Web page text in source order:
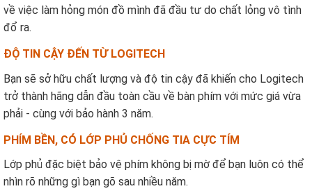
về việc làm hỏng món đồ mình đã đầu tư do chất lỏng vô tình
đổ ra.
ĐỘ TIN CẬY ĐẾN TỪ LOGITECH
Bạn sẽ sở hữu chất lượng và độ tin cậy đã khiến cho Logitech
trở thành hãng dẫn đầu toàn cầu về bàn phím với mức giá vừa
phải - cùng với bảo hành 3 năm.
PHÍM BỀN, CÓ LỚP PHỦ CHỐNG TIA CỰC TÍM
Lớp phủ đặc biệt bảo vệ phím không bị mờ để bạn luôn có thể
nhìn rõ những gì bạn gõ sau nhiều năm.